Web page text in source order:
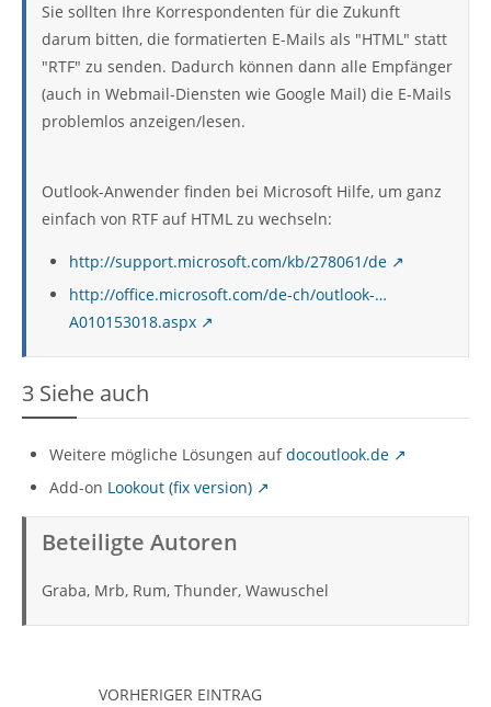
Sie sollten Ihre Korrespondenten für die Zukunft
darum bitten, die formatierten E-Mails als "HTML" statt
"RTF" zu senden. Dadurch können dann alle Empfänger
(auch in Webmail-Diensten wie Google Mail) die E-Mails
problemlos anzeigen/lesen.
Outlook-Anwender finden bei Microsoft Hilfe, um ganz
einfach von RTF auf HTML zu wechseln:
http://support.microsoft.com/kb/278061/de
http://office.microsoft.com/de-ch/outlook-…
A010153018.aspx
3 Siehe auch
Weitere mögliche Lösungen aufdocoutlook.de
Add-on Lookout (fix version)
Beteiligte Autoren
Graba, Mrb, Rum, Thunder, Wawuschel
VORHERIGER EINTRAG